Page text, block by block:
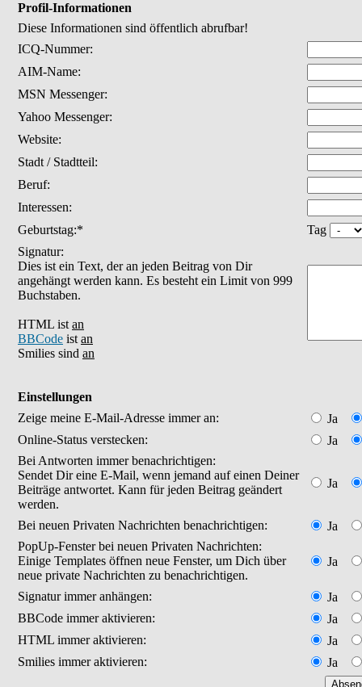
Profil-Informationen
Diese Informationen sind öffentlich abrufbar!
ICQ-Nummer:
AIM-Name:
MSN Messenger:
Yahoo Messenger:
Website:
Stadt / Stadtteil:
Beruf:
Interessen:
Geburtstag:*
Tag
Signatur:
Dies ist ein Text, der an jeden Beitrag von Dir
angehängt werden kann. Es besteht ein Limit von 999
Buchstaben.
HTML ist an
BBCode ist an
Smilies sind an
Einstellungen
Zeige meine E-Mail-Adresse immer an:
Ja
Online-Status verstecken:
Ja
Bei Antworten immer benachrichtigen:
Sendet Dir eine E-Mail, wenn jemand auf einen Deiner
Beiträge antwortet. Kann für jeden Beitrag geändert
werden.
Ja
Bei neuen Privaten Nachrichten benachrichtigen:
Ja
PopUp-Fenster bei neuen Privaten Nachrichten:
Einige Templates öffnen neue Fenster, um Dich über
neue private Nachrichten zu benachrichtigen.
Ja
Signatur immer anhängen:
Ja
BBCode immer aktivieren:
Ja
HTML immer aktivieren:
Ja
Smilies immer aktivieren:
Ja